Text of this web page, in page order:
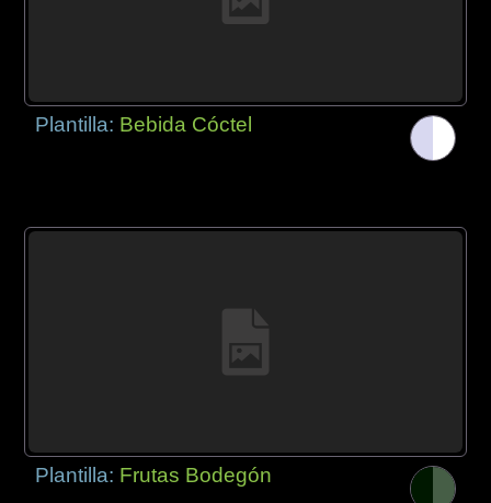
Plantilla: Bebida Cóctel
Plantilla: Frutas Bodegón